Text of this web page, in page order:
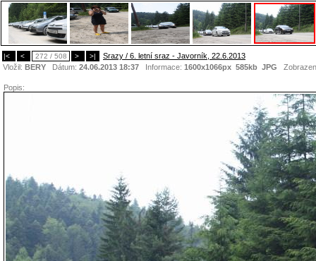
|< < 272 / 508 > >|
Srazy / 6. letní sraz - Javorník, 22.6.2013
Vložil: BERY Dátum: 24.06.2013 18:37 Informace: 1600x1066px 585kb JPG
Popis: